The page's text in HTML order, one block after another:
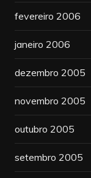
fevereiro 2006
janeiro 2006
dezembro 2005
novembro 2005
outubro 2005
setembro 2005